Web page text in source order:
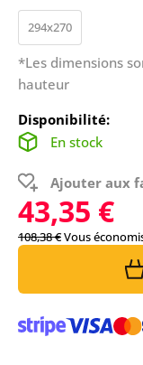
294x270
*Les dimensions
hauteur
Disponibilité:
En stock
Ajouter aux
43,35 €
108,38 €Vous